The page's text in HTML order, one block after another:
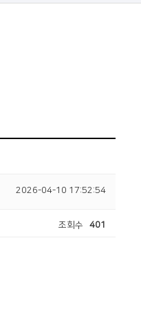
2026-04-10 17:52:54
조회수 401